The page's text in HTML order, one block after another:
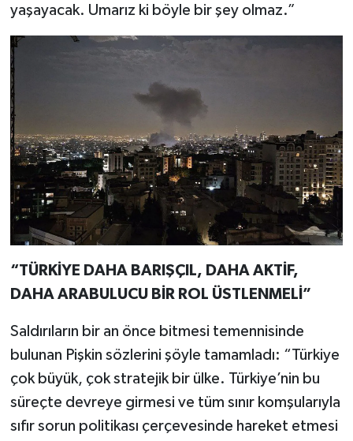
yaşayacak. Umarız ki böyle bir şey olmaz.”
“TÜRKİYE DAHA BARIŞÇIL, DAHA AKTİF,
DAHA ARABULUCU BİR ROL ÜSTLENMELİ”
Saldırıların bir an önce bitmesi temennisinde
bulunan Pişkin sözlerini şöyle tamamladı: “Türkiye
çok büyük, çok stratejik bir ülke. Türkiye’nin bu
süreçte devreye girmesi ve tüm sınır komşularıyla
sıfır sorun politikası çerçevesinde hareket etmesi